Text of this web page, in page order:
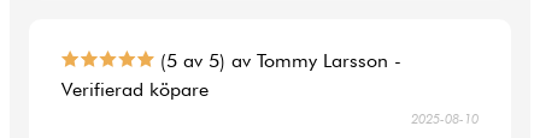
(5 av 5) av Tommy Larsson -
Verifierad köpare
2025-08-10